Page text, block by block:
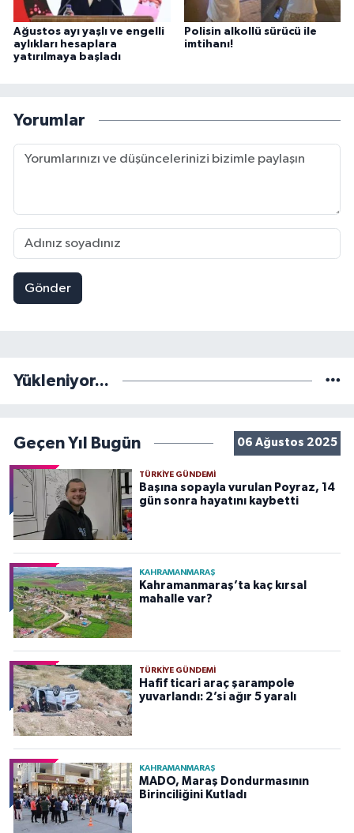
Ağustos ayı yaşlı ve engelli
aylıkları hesaplara
yatırılmaya başladı
Polisin alkollü sürücü ile
imtihanı!
Yorumlar
Gönder
Yükleniyor...
Geçen Yıl Bugün 06 Ağustos 2025
TÜRKIYE GÜNDEMI
Başına sopayla vurulan Poyraz, 14
gün sonra hayatını kaybetti
KAHRAMANMARAŞ
Kahramanmaraş’ta kaç kırsal
mahalle var?
TÜRKIYE GÜNDEMI
Hafif ticari araç şarampole
yuvarlandı: 2’si ağır 5 yaralı
KAHRAMANMARAŞ
MADO, Maraş Dondurmasının
Birinciliğini Kutladı